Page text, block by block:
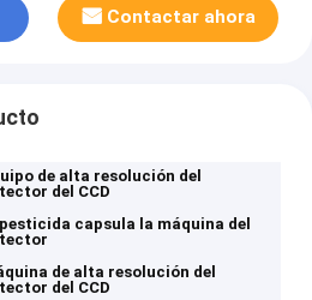
Contactar ahora
de alta resolución del
del CCD
capsula la máquina del
de alta resolución del
del CCD